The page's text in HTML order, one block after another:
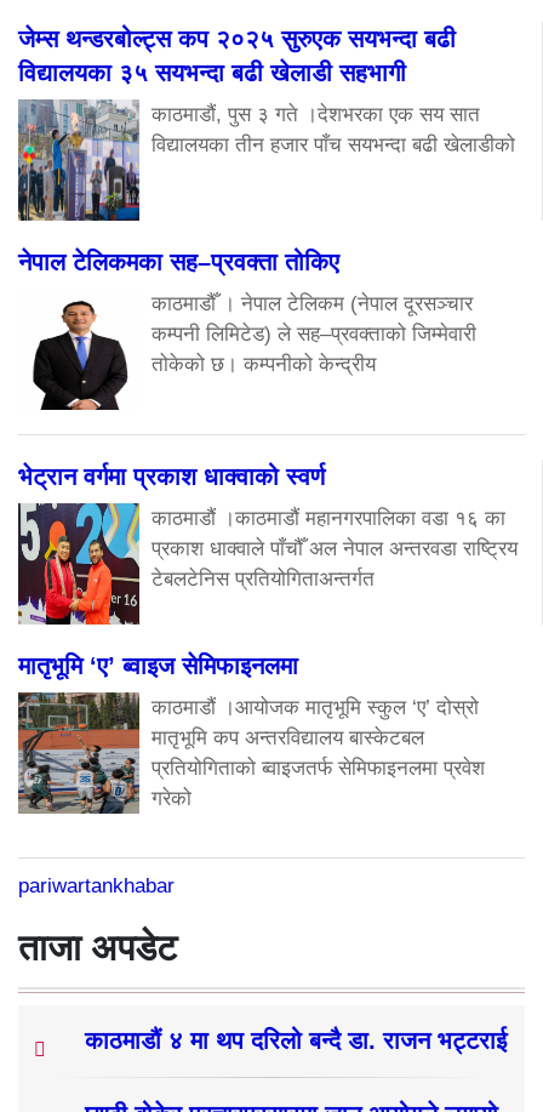
जेम्स थन्डरबोल्ट्स कप २०२५ सुरुएक सयभन्दा बढी
विद्यालयका ३५ सयभन्दा बढी खेलाडी सहभागी
काठमाडौं, पुस ३ गते ।देशभरका एक सय सात
विद्यालयका तीन हजार पाँच सयभन्दा बढी खेलाडीको
नेपाल टेलिकमका सह–प्रवक्ता तोकिए
काठमाडौँ । नेपाल टेलिकम (नेपाल दूरसञ्चार
कम्पनी लिमिटेड) ले सह–प्रवक्ताको जिम्मेवारी
तोकेको छ। कम्पनीको केन्द्रीय
भेट्रान वर्गमा प्रकाश धाक्वाको स्वर्ण
काठमाडौं ।काठमाडौं महानगरपालिका वडा १६ का
प्रकाश धाक्वाले पाँचौँ अल नेपाल अन्तरवडा राष्ट्रिय
टेबलटेनिस प्रतियोगिताअन्तर्गत
मातृभूमि ‘ए’ ब्वाइज सेमिफाइनलमा
काठमाडौं ।आयोजक मातृभूमि स्कुल ‘ए’ दोस्रो
मातृभूमि कप अन्तरविद्यालय बास्केटबल
प्रतियोगिताको ब्वाइजतर्फ सेमिफाइनलमा प्रवेश
गरेको
pariwartankhabar
ताजा अपडेट
काठमाडौं ४ मा थप दरिलो बन्दै डा. राजन भट्टराई